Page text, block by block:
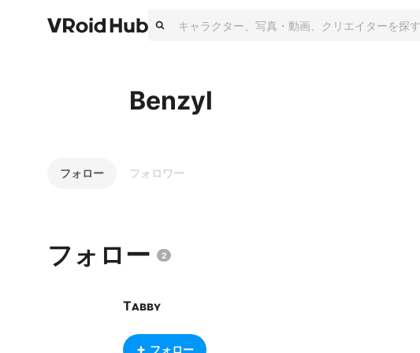
Benzyl
フォロー フォロワー
フォロー 2
Tᴀʙʙʏ
フォロー